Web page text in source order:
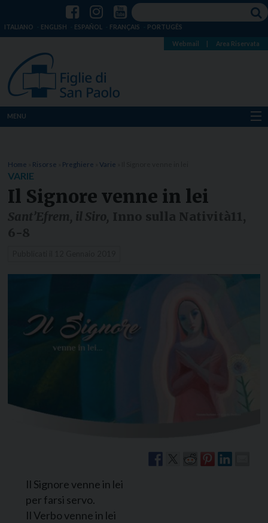
ITALIANO ENGLISH ESPAÑOL FRANÇAIS PORTUGÊS
Webmail Area Riservata
MENU
Dove siamo
Notizie
Home Risorse Preghiere Varie
VARIE
Il Signore venne in lei
Il Signore venne in lei
per farsi servo.
Il Verbo venne in lei